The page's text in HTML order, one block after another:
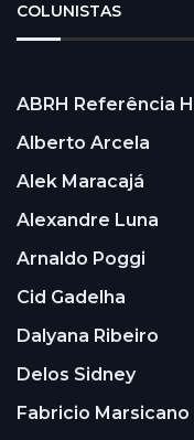
COLUNISTAS
ABRH Referência
Alberto Arcela
Alek Maracajá
Alexandre Luna
Arnaldo Poggi
Cid Gadelha
Dalyana Ribeiro
Delos Sidney
Fabricio Marsicano